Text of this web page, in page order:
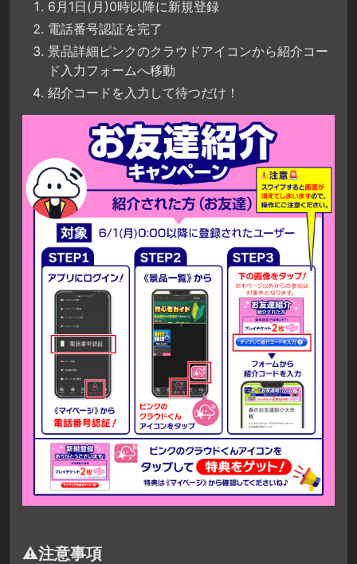
6月1日(月)0時以降に新規登録
電話番号認証を完了
景品詳細ピンクのクラウドアイコンから紹介コー
ド入力フォームへ移動
紹介コードを入力して待つだけ！
⚠️注意事項